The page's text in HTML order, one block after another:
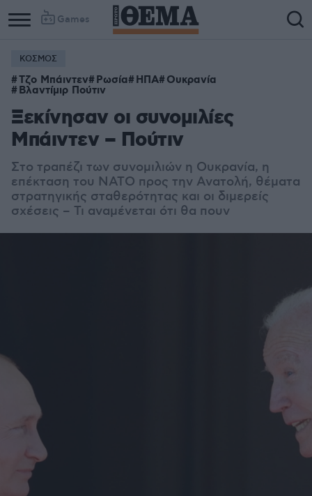
Games
ΚΟΣΜΟΣ
Τζο Μπάιντεν Ρωσία ΗΠΑ Ουκρανία
Βλαντίμιρ Πούτιν
Ξεκίνησαν οι συνομιλίες
Μπάιντεν – Πούτιν
Στο τραπέζι των συνομιλιών η Ουκρανία, η
επέκταση του ΝΑΤΟ προς την Ανατολή, θέματα
στρατηγικής σταθερότητας και οι διμερείς
σχέσεις – Τι αναμένεται ότι θα πουν